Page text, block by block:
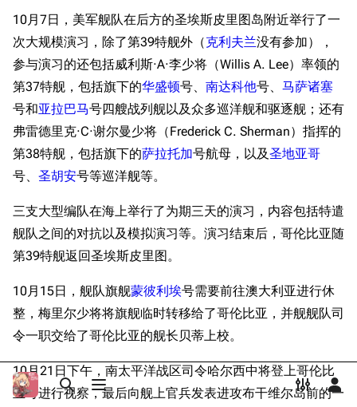
打开/关闭搜索
打开/关闭菜单
Secret Projects论
坛
Shipbucket像素战
舰
装甲航母网
Dreadnoughtproject
战舰计划1900-
1950
美国海军历史手册
平贺让数字档案馆
Hyper War
Fold3
大英帝国战争博物
馆
德国联邦数字档案
馆
JACAR
打开/关
打
未登录
未登录用户的IP地址会在进行任意编辑后公开展示。
创建账号
登录
分享此页面
清除缓存
链入页面
相关更改
固定链接
页面信息
引用此页
10月7日，美军舰队在后方的圣埃斯皮里图岛附近举行了一
次大规模演习，除了第39特舰外（克利夫兰没有参加），
参与演习的还包括威利斯·A·李少将（Willis A. Lee）率领的
第37特舰，包括旗下的华盛顿号、 南达科他号、 马萨诸塞
号和亚拉巴马号四艘战列舰以及众多巡洋舰和驱逐舰；还有
弗雷德里克·C·谢尔曼少将（Frederick C. Sherman）指挥的
第38特舰，包括旗下的萨拉托加号航母，以及圣地亚哥
号、 圣胡安号等巡洋舰等。
三支大型编队在海上举行了为期三天的演习，内容包括特遣
舰队之间的对抗以及模拟演习等。演习结束后，哥伦比亚随
第39特舰返回圣埃斯皮里图。
10月15日，舰队旗舰蒙彼利埃号需要前往澳大利亚进行休
整，梅里尔少将将旗舰临时转移给了哥伦比亚，并舰舰队司
令一职交给了哥伦比亚的舰长贝蒂上校。
10月21日下午，南太平洋战区司令哈尔西中将登上哥伦比
亚号进行视察，最后向舰上官兵发表进攻布干维尔岛前的一
1944年前期
帕劳群岛战役
莱特湾海战
苏里高海峡海战
菲律宾战役
民都洛岛登陆
遭遇神风袭击
战后时期
游戏相关
同厂舰娘